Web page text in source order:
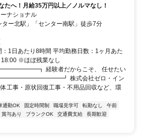
たへ！月給35万円以上／ノルマなし！
ナショナル
ー北駅」「センター南駅」徒歩7分
1日あたり8時間 平均勤務日数：1ヶ月あた
※ほぼ残業なし
経験者だからこそ、 任せたい
株式会社ゼロ・イン
工事・原状回復工事・不用品回収など、環
通勤OK 固定時間制 職場見学可 転勤なし
午前
賞与あり ブランクOK 交通費支給
長期歓迎